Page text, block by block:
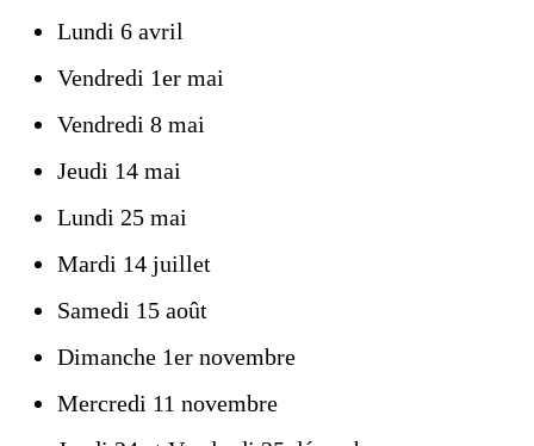
Lundi 6 avril
Vendredi 1er mai
Vendredi 8 mai
Jeudi 14 mai
Lundi 25 mai
Mardi 14 juillet
Samedi 15 août
Dimanche 1er novembre
Mercredi 11 novembre